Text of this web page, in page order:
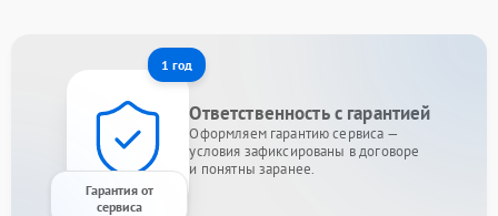
1 год
Гарантия от
сервиса
Ответственность с гарантией
Оформляем гарантию сервиса —
условия зафиксированы в договоре
и понятны заранее.